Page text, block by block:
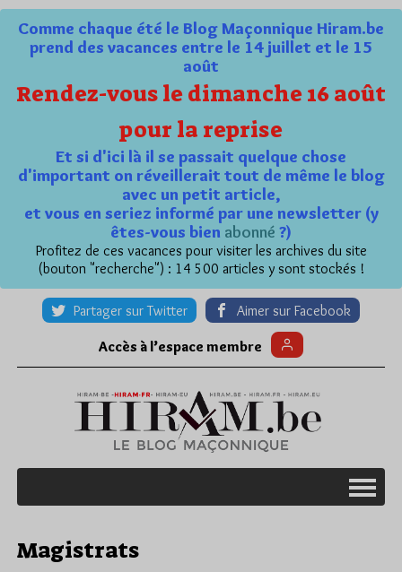
Comme chaque été le Blog Maçonnique Hiram.be
prend des vacances entre le 14 juillet et le 15
août
Rendez-vous le dimanche 16 août
pour la reprise
Et si d'ici là il se passait quelque chose
d'important on réveillerait tout de même le blog
avec un petit article,
et vous en seriez informé par une newsletter (y
êtes-vous bien abonné ?)
Profitez de ces vacances pour visiter les archives du site
(bouton "recherche") : 14 500 articles y sont stockés !
Partager sur Twitter Aimer sur Facebook
Accès à l’espace membre
Magistrats